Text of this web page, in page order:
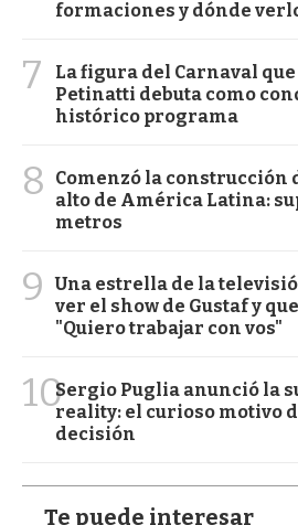
formaciones y dónde
7
La figura del Carnaval
Petinatti debuta como
histórico programa
8
Comenzó la construcción
alto de América Latina:
metros
9
Una estrella de la
ver el show de Gustaf y
"Quiero trabajar con vos"
10Sergio Puglia anunció la
reality: el curioso motivo
decisión
Te puede interesar